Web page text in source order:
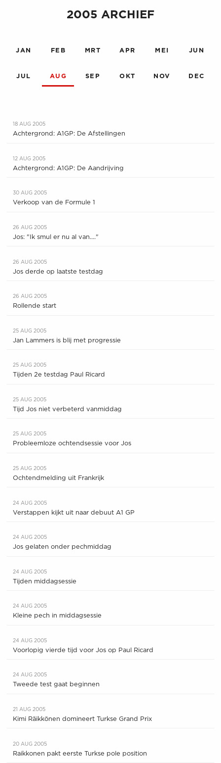
2005 ARCHIEF
JAN FEB MRT APR MEI JUN
JUL AUG SEP OKT NOV DEC
18 AUG 2005
Achtergrond: A1GP: De Afstellingen
12 AUG 2005
Achtergrond: A1GP: De Aandrijving
30 AUG 2005
Verkoop van de Formule 1
26 AUG 2005
Jos: "Ik smul er nu al van...."
26 AUG 2005
Jos derde op laatste testdag
26 AUG 2005
Rollende start
25 AUG 2005
Jan Lammers is blij met progressie
25 AUG 2005
Tijden 2e testdag Paul Ricard
25 AUG 2005
Tijd Jos niet verbeterd vanmiddag
25 AUG 2005
Probleemloze ochtendsessie voor Jos
25 AUG 2005
Ochtendmelding uit Frankrijk
24 AUG 2005
Verstappen kijkt uit naar debuut A1 GP
24 AUG 2005
Jos gelaten onder pechmiddag
24 AUG 2005
Tijden middagsessie
24 AUG 2005
Kleine pech in middagsessie
24 AUG 2005
Voorlopig vierde tijd voor Jos op Paul Ricard
24 AUG 2005
Tweede test gaat beginnen
21 AUG 2005
Kimi Räikkönen domineert Turkse Grand Prix
20 AUG 2005
Raikkonen pakt eerste Turkse pole position